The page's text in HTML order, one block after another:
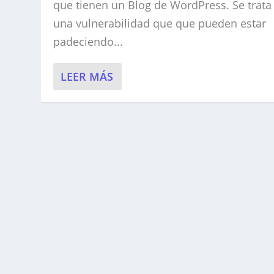
que tienen un Blog de WordPress. Se
una vulnerabilidad que que pueden estar
padeciendo...
LEER MÁS